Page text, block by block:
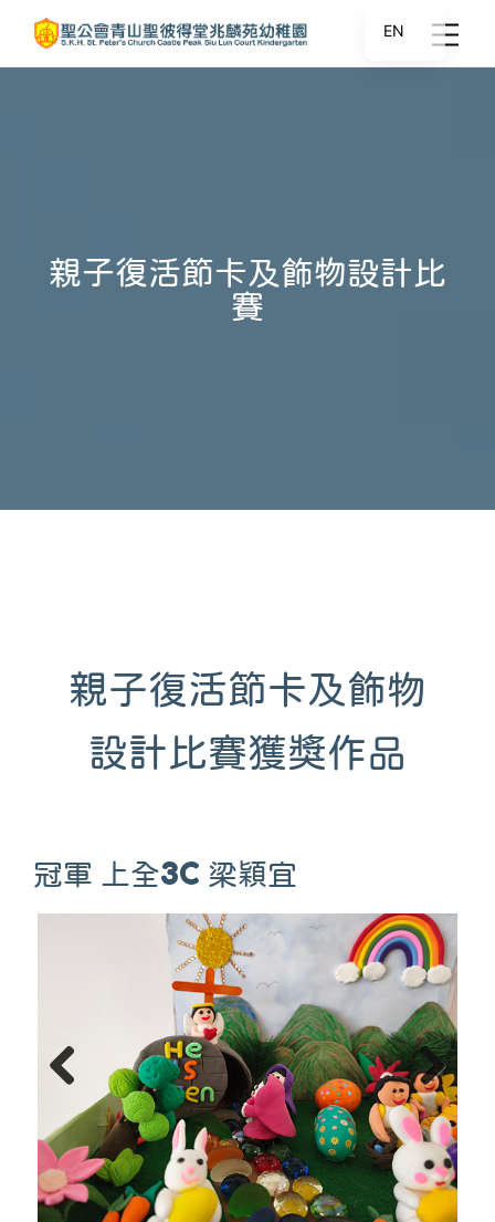
親子復活節卡及飾物設計比
賽
親子復活節卡及飾物
設計比賽獲獎作品
冠軍 上全3C 梁穎宜
Previous Next
EN